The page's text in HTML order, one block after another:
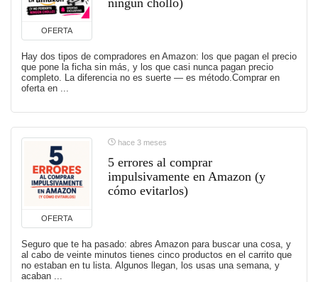
OFERTA
Hay dos tipos de compradores en Amazon: los que pagan el precio
que pone la ficha sin más, y los que casi nunca pagan precio
completo. La diferencia no es suerte — es método.Comprar en
oferta en ...
OFERTA
hace 3 meses
5 errores al comprar
impulsivamente en Amazon (y
cómo evitarlos)
Seguro que te ha pasado: abres Amazon para buscar una cosa, y
al cabo de veinte minutos tienes cinco productos en el carrito que
no estaban en tu lista. Algunos llegan, los usas una semana, y
acaban ...